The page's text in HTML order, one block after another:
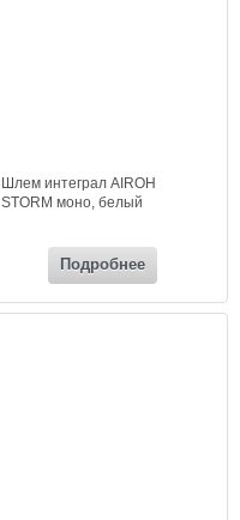
Шлем интеграл AIROH
STORM моно, белый
Подробнее